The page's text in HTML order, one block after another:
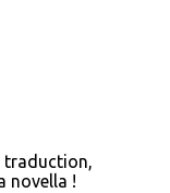
traduction,
novella !